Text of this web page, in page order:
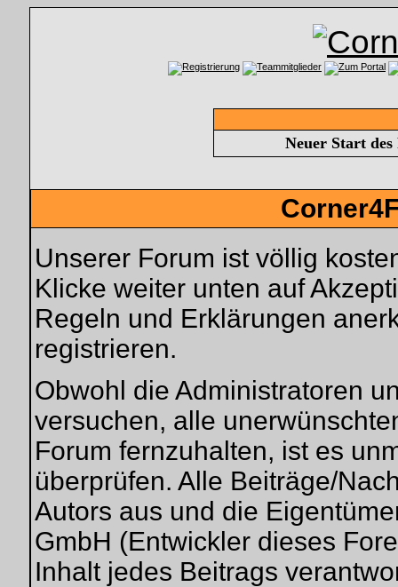
Neuer Start
Unserer Forum ist völlig
Klicke weiter unten auf
Regeln und Erklärungen
registrieren.
Obwohl die Administratoren
versuchen, alle
Forum fernzuhalten, ist es
überprüfen. Alle Beiträge/
Autors aus und die
GmbH (Entwickler dieses
Inhalt jedes Beitrags